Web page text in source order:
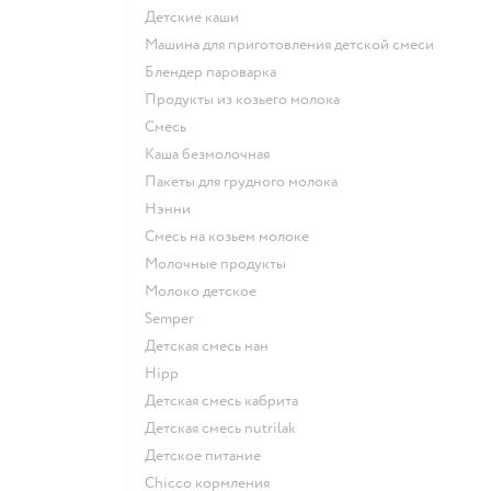
детские каши
машина для приготовления детской смеси
блендер пароварка
продукты из козьего молока
смесь
каша безмолочная
пакеты для грудного молока
нэнни
смесь на козьем молоке
молочные продукты
молоко детское
semper
детская смесь нан
hipp
детская смесь кабрита
детская смесь nutrilak
детское питание
chicco кормления